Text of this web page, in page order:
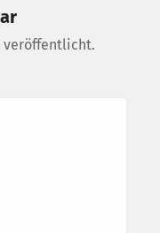
veröffentlicht.